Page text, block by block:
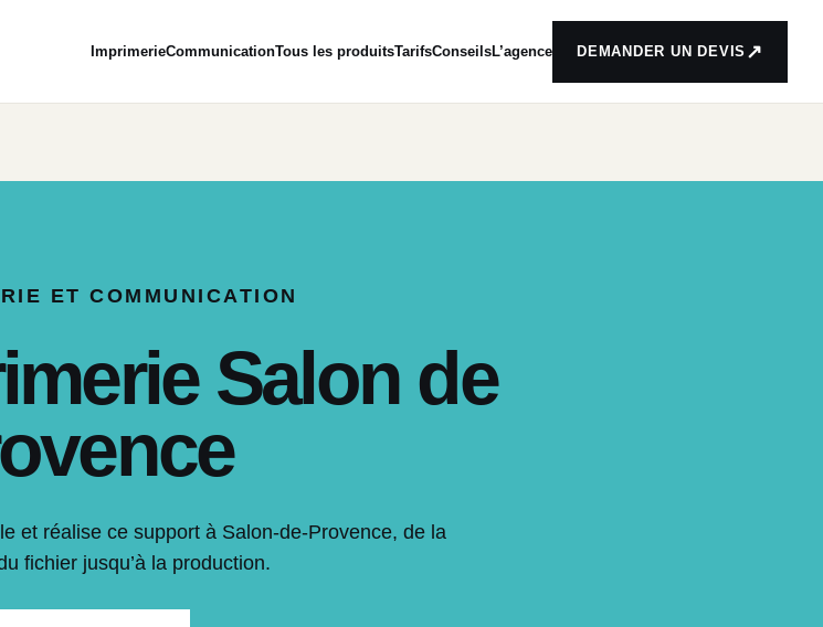
ImprimerieCommunicationTous les produitsTarifsConseilsL’agence DEMANDER UN DEVIS ↗
ET COMMUNICATION
Salon de
et réalise ce support à Salon-de-Provence, de la
fichier jusqu’à la production.